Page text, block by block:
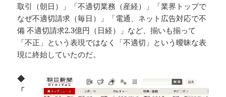
取引（朝日）」「不適切業務（産経）」「業界トップで
なぜ不適切請求（毎日）」「電通、ネット広告対応で不
備 不適切請求2.3億円（日経）」など、揃いも揃って
「不正」という表現ではなく「不適切」という曖昧な表
現に終始していたのだ。
◆
「